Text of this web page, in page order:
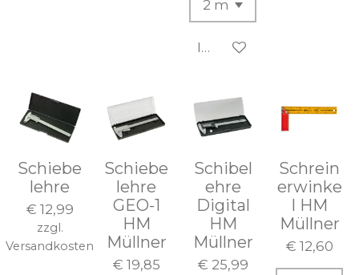
In den Warenkorb
Schiebe
lehre
€ 12,99
zzgl.
Versandkosten
Schiebe
lehre
GEO-1
HM
Müllner
€ 19,85
Schibel
ehre
Digital
HM
Müllner
€ 25,99
Schrein
erwinke
l HM
Müllner
€ 12,60